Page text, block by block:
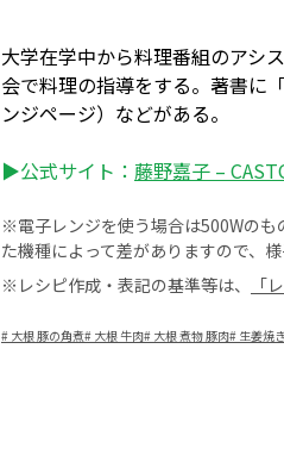
大学在学中から料理番組のアシ
会で料理の指導をする。著書に
ンジページ）などがある。
▶公式サイト： 藤野嘉子 –
※電子レンジを使う場合は500Wのも
た機種によって差がありますので、
※レシピ作成・表記の基準等は、
「
# 大根 豚の角煮# 大根 牛肉# 大根 煮物 豚肉# 生姜焼